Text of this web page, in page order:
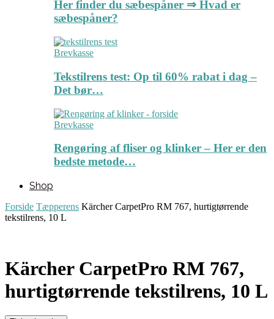
Her finder du sæbespåner ⇒ Hvad er
sæbespåner?
Brevkasse
Tekstilrens test: Op til 60% rabat i dag –
Det bør…
Brevkasse
Rengøring af fliser og klinker – Her er den
bedste metode…
Shop
Forside Tæpperens Kärcher CarpetPro RM 767, hurtigtørrende
tekstilrens, 10 L
Kärcher CarpetPro RM 767,
hurtigtørrende tekstilrens, 10 L